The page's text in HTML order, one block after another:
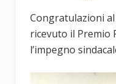
Congratulazioni
ricevuto il Premio
l’impegno